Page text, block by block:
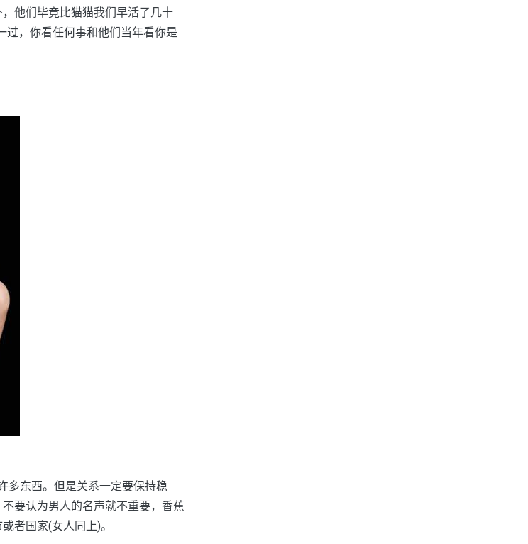
他们毕竟比猫猫我们早活了几十
过，你看任何事和他们当年看你是
东西。但是关系一定要保持稳
要认为男人的名声就不重要，香蕉
者国家(女人同上)。